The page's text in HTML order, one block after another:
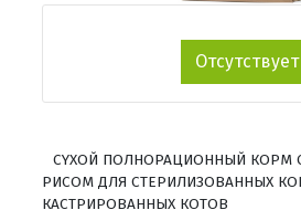
Отсутствует
CYXOЙ ПОЛНОРАЦИОННЫЙ КОРМ
РИСОМ ДЛЯ СТЕРИЛИЗОВАННЫХ
КАСТРИРОВАННЫХ КОТОВ